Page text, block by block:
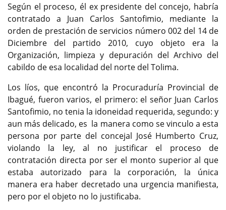
Según el proceso, él ex presidente del concejo, habría
contratado a Juan Carlos Santofimio, mediante la
orden de prestación de servicios número 002 del 14 de
Diciembre del partido 2010, cuyo objeto era la
Organización, limpieza y depuración del Archivo del
cabildo de esa localidad del norte del Tolima.
Los líos, que encontró la Procuraduría Provincial de
Ibagué, fueron varios, el primero: el señor Juan Carlos
Santofimio, no tenia la idoneidad requerida, segundo: y
aun más delicado, es la manera como se vinculo a esta
persona por parte del concejal José Humberto Cruz,
violando la ley, al no justificar el proceso de
contratación directa por ser el monto superior al que
estaba autorizado para la corporación, la única
manera era haber decretado una urgencia manifiesta,
pero por el objeto no lo justificaba.